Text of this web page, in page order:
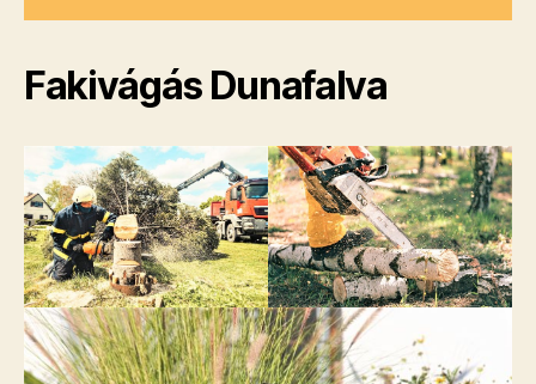
Fakivágás Dunafalva